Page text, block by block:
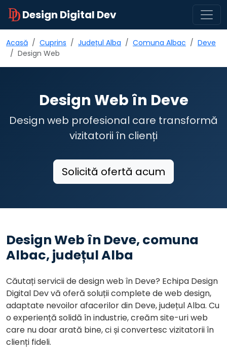
Design Digital Dev
Acasă Cuprins Județul Alba Comuna Albac
Deve
Design Web
Design Web în Deve
Design web profesional care transformă
vizitatorii în clienți
Solicită ofertă acum
Design Web în Deve, comuna
Albac, județul Alba
Căutați servicii de design web în Deve? Echipa Design
Digital Dev vă oferă soluții complete de web design,
adaptate nevoilor afacerilor din Deve, județul Alba. Cu
o experiență solidă în industrie, creăm site-uri web
care nu doar arată bine, ci și convertesc vizitatorii în
clienți fideli.